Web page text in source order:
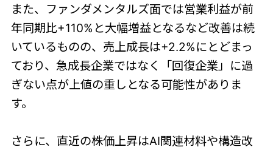
また、ファンダメンタルズ面では営業利益が前
年同期比+110%と大幅増益となるなど改善は続
いているものの、売上成長は+2.2%にとどまっ
ており、急成長企業ではなく「回復企業」に過
ぎない点が上値の重しとなる可能性がありま
す。
さらに、直近の株価上昇はAI関連材料や構造改